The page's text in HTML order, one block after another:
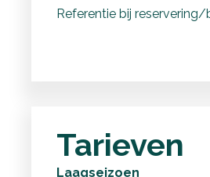
Referentie bij reservering/
Tarieven
Laagseizoen